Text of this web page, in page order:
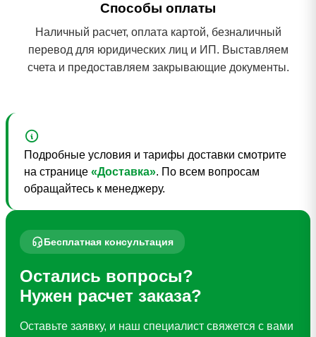
Способы оплаты
Наличный расчет, оплата картой, безналичный
перевод для юридических лиц и ИП. Выставляем
счета и предоставляем закрывающие документы.
Подробные условия и тарифы доставки смотрите
на странице «Доставка». По всем вопросам
обращайтесь к менеджеру.
Бесплатная консультация
Остались вопросы?
Нужен расчет заказа?
Оставьте заявку, и наш специалист свяжется с вами